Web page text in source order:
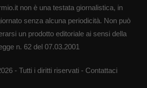
non è una testata giornalistica, in
senza alcuna periodicità. Non può
un prodotto editoriale ai sensi della
n. 62 del 07.03.2001
- Tutti i diritti riservati - Contattaci